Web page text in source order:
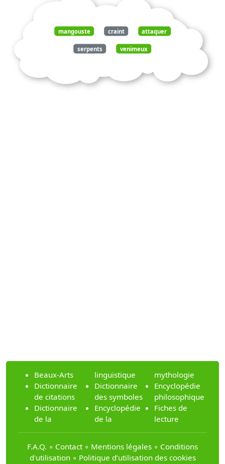
mangouste craint attaquer
serpents venimeux
Beaux-Arts
Dictionnaire
de citations
Dictionnaire
de la
linguistique
Dictionnaire
des symboles
Encyclopédie
de la
mythologie
Encyclopédie
philosophique
Fiches de
lecture
F.A.Q. ∘ Contact ∘ Mentions légales ∘ Conditions
d'utilisation∘ Politique d’utilisation des cookies